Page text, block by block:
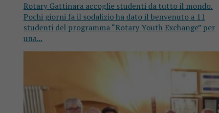
Rotary Gattinara accoglie studenti da tutto il mondo.
Pochi giorni fa il sodalizio ha dato il benvenuto a 11
studenti del programma “Rotary Youth Exchange” per
una...